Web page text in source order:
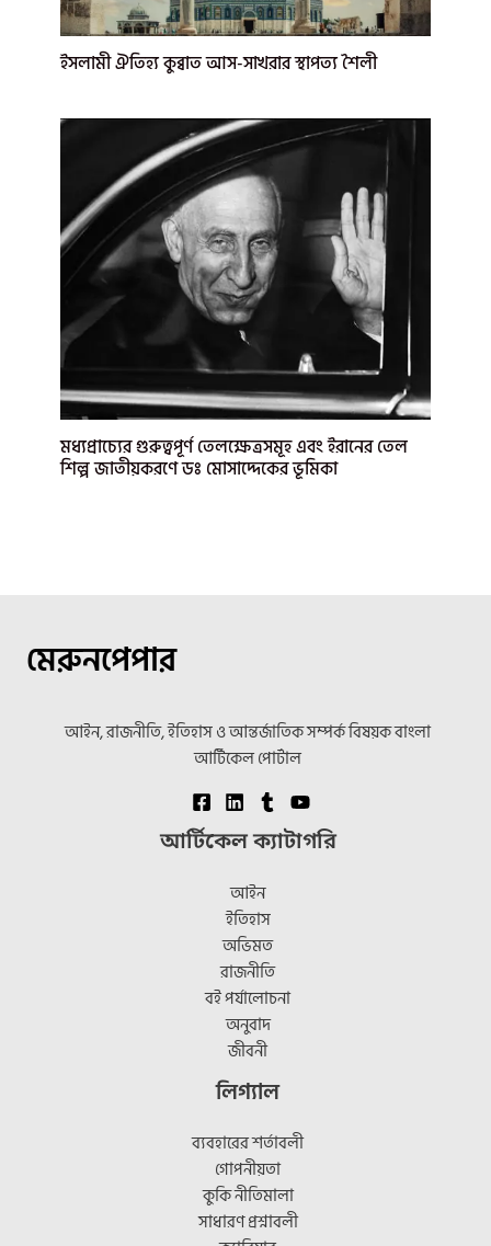
ইসলামী ঐতিহ্য কুব্বাত আস-সাখরার স্থাপত্য শৈলী
মধ্যপ্রাচ্যের গুরুত্বপূর্ণ তেলক্ষেত্রসমূহ এবং ইরানের তেল
শিল্প জাতীয়করণে ডঃ মোসাদ্দেকের ভূমিকা
মেরুনপেপার
আইন, রাজনীতি, ইতিহাস ও আন্তর্জাতিক সম্পর্ক বিষয়ক বাংলা
আর্টিকেল পোর্টাল
আর্টিকেল ক্যাটাগরি
আইন
ইতিহাস
অভিমত
রাজনীতি
বই পর্যালোচনা
অনুবাদ
জীবনী
লিগ্যাল
ব্যবহারের শর্তাবলী
গোপনীয়তা
কুকি নীতিমালা
সাধারণ প্রশ্নাবলী